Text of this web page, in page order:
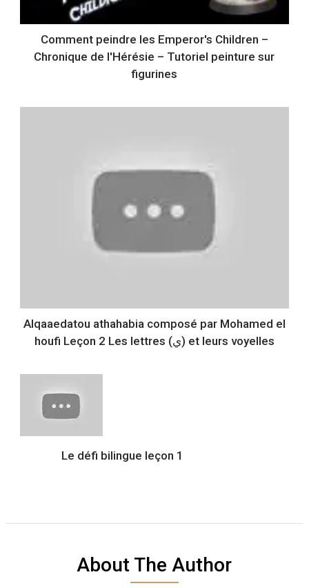
Comment peindre les Emperor's Children –
Chronique de l'Hérésie – Tutoriel peinture sur
figurines
Alqaaedatou athahabia composé par Mohamed el
houfi Leçon 2 Les lettres (ي) et leurs voyelles
Le défi bilingue leçon 1
About The Author